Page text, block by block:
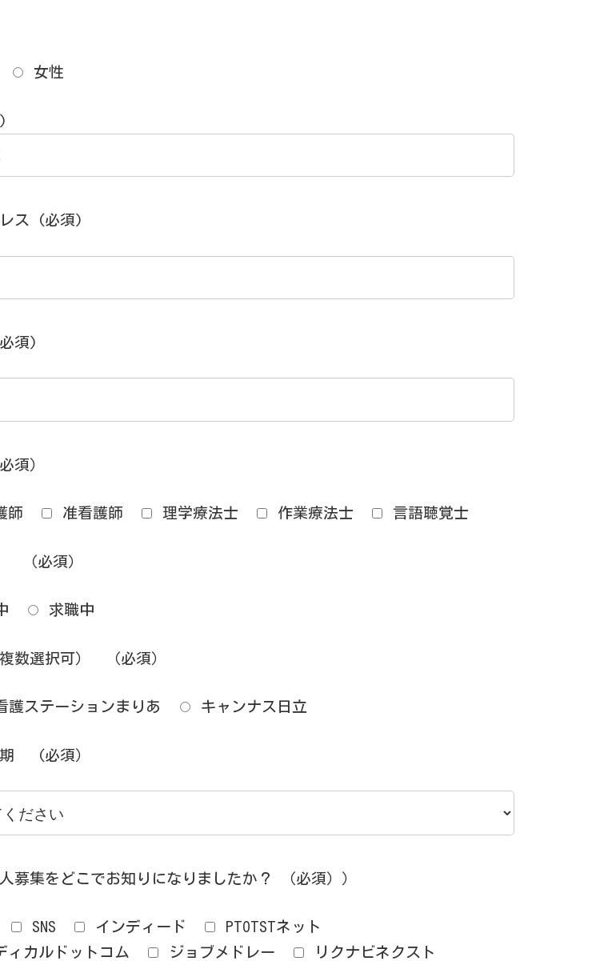
女性
ス (必須)
須)
須）
師 准看護師 理学療法士 作業療法士 言語聴覚士
（必須）
求職中
数選択可） （必須）
護ステーションまりあ キャンナス日立
期 (必須）
募集をどこでお知りになりましたか？ （必須））
SNS インディード
PTOTSTネット
ィカルドットコム
ジョブメドレー
リクナビネクスト